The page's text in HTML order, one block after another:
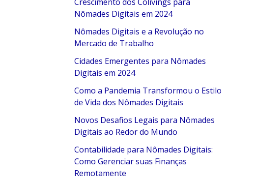
Nômades Digitais em 2024
Nômades Digitais e a Revolução no
Mercado de Trabalho
Cidades Emergentes para Nômades
Digitais em 2024
Como a Pandemia Transformou o Estilo
de Vida dos Nômades Digitais
Novos Desafios Legais para Nômades
Digitais ao Redor do Mundo
Contabilidade para Nômades Digitais:
Como Gerenciar suas Finanças
Remotamente